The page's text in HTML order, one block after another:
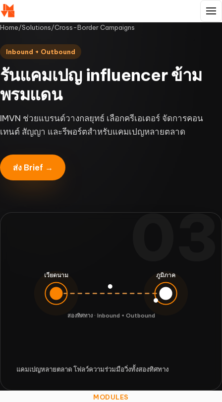
Home/Solutions/Cross-Border Campaigns
Inbound + Outbound
รันแคมเปญ influencer ข้าม
พรมแดน
IMVN ช่วยแบรนด์วางกลยุทธ์ เลือกครีเอเตอร์ จัดการคอน
เทนต์ สัญญา และรีพอร์ตสำหรับแคมเปญหลายตลาด
ส่ง Brief →
03
เวียดนาม ภูมิภาค
สองทิศทาง · Inbound + Outbound
แคมเปญหลายตลาด โฟลว์ความร่วมมือวิ่งทั้งสองทิศทาง
MODULES